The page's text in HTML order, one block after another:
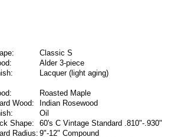
Classic S
Alder 3-piece
Lacquer (light aging)
Roasted Maple
Wood:
Indian Rosewood
Oil
Shape:
60's C Vintage Standard .810"-.930"
Radius:9"-12" Compound